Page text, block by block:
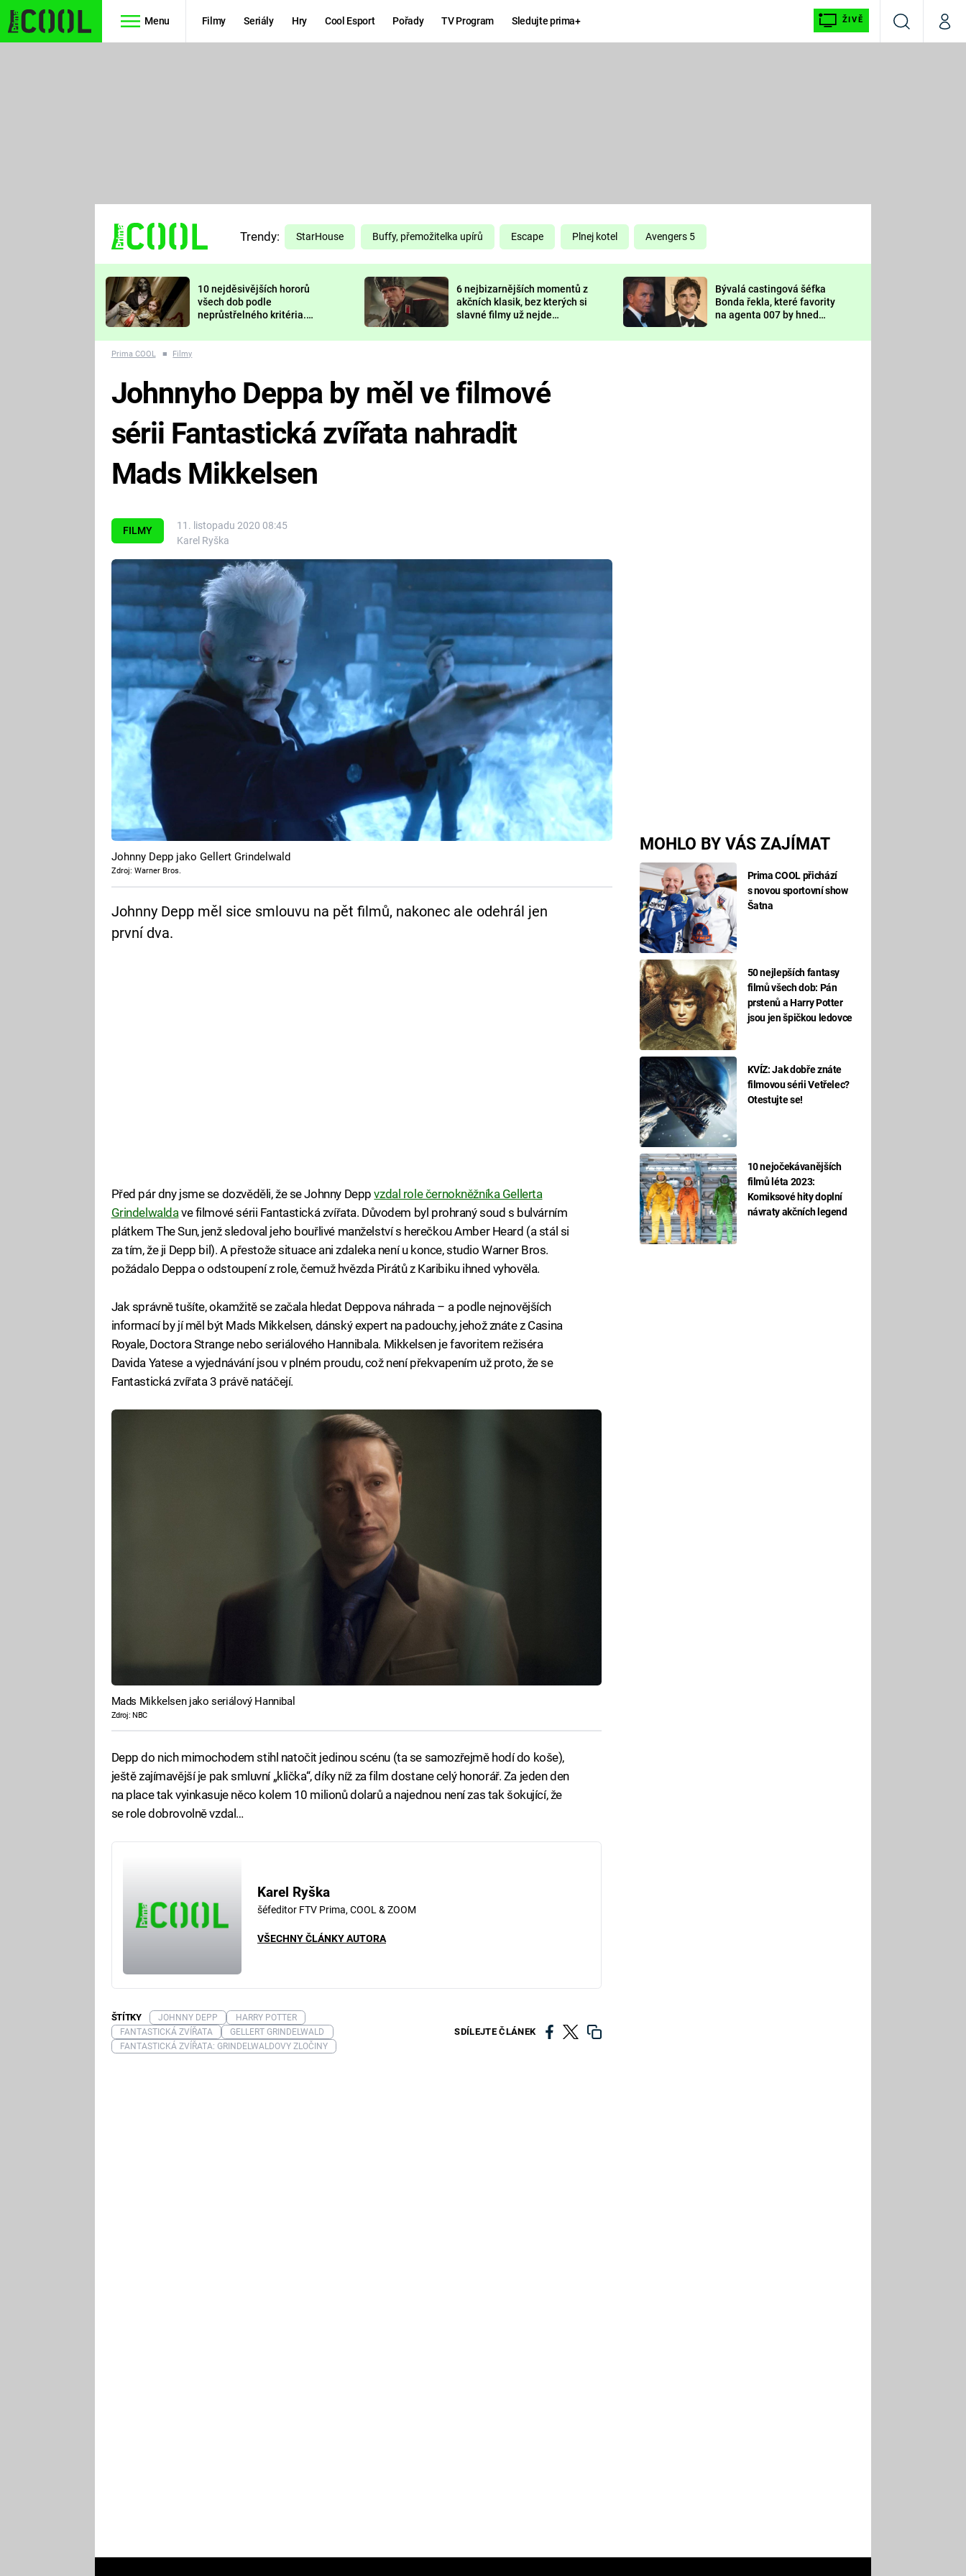
Menu Filmy Seriály Hry Cool Esport Pořady TV Program Sledujte prima+ ŽIVĚ
VyhledáváníMůj
TŘESKU
FUTURAMA
PREDÁTOR
DELIVERANCE
KOMEDIE
CHUCK
NORRIS
DEADPOOL
Prima LAJK
Sledujte nás
Trendy: StarHouse Buffy, přemožitelka upírů Escape Plnej kotel Avengers 5
10 nejděsivějších hororů
všech dob podle
neprůstřelného kritéria.
nejvíc zvednou tep?
6 nejbizarnějších momentů z
akčních klasik, bez kterých si
slavné filmy už nejde
Bývalá castingová šéfka
Bonda řekla, které favority
na agenta 007 by hned
Prima COOL ■ Filmy
FILMY
11. listopadu 2020 08:45
Karel Ryška
MOHLO BY VÁS ZAJÍMAT
Prima COOL přichází
s novou sportovní show
Šatna
50 nejlepších fantasy
filmů všech dob: Pán
prstenů a Harry Potter
jsou jen špičkou ledovce
KVÍZ: Jak dobře znáte
filmovou sérii Vetřelec?
Otestujte se!
10 nejočekávanějších
filmů léta 2023:
Komiksové hity doplní
návraty akčních legend
Johnnyho Deppa by měl ve filmové
sérii Fantastická zvířata nahradit
Mads Mikkelsen
Johnny Depp jako Gellert Grindelwald
Zdroj: Warner Bros.
Johnny Depp měl sice smlouvu na pět filmů, nakonec ale odehrál jen
první dva.
Před pár dny jsme se dozvěděli, že se Johnny Deppvzdal role černokněžníka Gellerta
Grindelwaldave filmové sérii Fantastická zvířata. Důvodem byl prohraný soud s bulvárním
plátkem The Sun, jenž sledoval jeho bouřlivé manželství s herečkou Amber Heard (a stál si
za tím, že ji Depp bil). A přestože situace ani zdaleka není u konce, studio Warner Bros.
požádalo Deppa o odstoupení z role, čemuž hvězda Pirátů z Karibiku ihned vyhověla.
Jak správně tušíte, okamžitě se začala hledat Deppova náhrada – a podle nejnovějších
informací by jí měl být Mads Mikkelsen, dánský expert na padouchy, jehož znáte z Casina
Royale, Doctora Strange nebo seriálového Hannibala. Mikkelsen je favoritem režiséra
Davida Yatese a vyjednávání jsou v plném proudu, což není překvapením už proto, že se
Fantastická zvířata 3 právě natáčejí.
Mads Mikkelsen jako seriálový Hannibal
Zdroj: NBC
Depp do nich mimochodem stihl natočit jedinou scénu (ta se samozřejmě hodí do koše),
ještě zajímavější je pak smluvní „klička“, díky níž za film dostane celý honorář. Za jeden den
na place tak vyinkasuje něco kolem 10 milionů dolarů a najednou není zas tak šokující, že
se role dobrovolně vzdal…
Karel Ryška
šéfeditor FTV Prima, COOL & ZOOM
VŠECHNY ČLÁNKY AUTORA
SDÍLEJTE ČLÁNEK
ŠTÍTKY JOHNNY DEPP
HARRY POTTER
FANTASTICKÁ ZVÍŘATA
GELLERT GRINDELWALD
FANTASTICKÁ ZVÍŘATA: GRINDELWALDOVY ZLOČINY